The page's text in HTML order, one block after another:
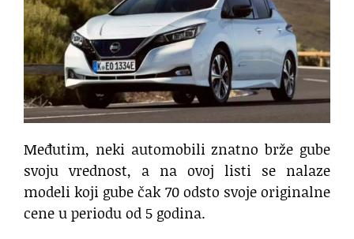
Međutim, neki automobili znatno brže gube
svoju vrednost, a na ovoj listi se nalaze
modeli koji gube čak 70 odsto svoje originalne
cene u periodu od 5 godina.